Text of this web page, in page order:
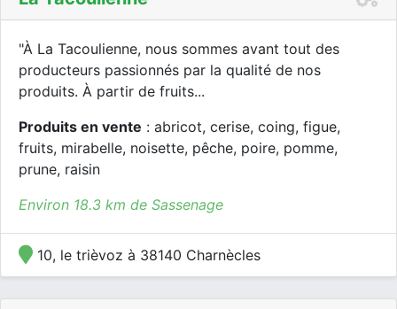
"À La Tacoulienne, nous sommes avant tout des
producteurs passionnés par la qualité de nos
produits. À partir de fruits...
Produits en vente : abricot, cerise, coing, figue,
fruits, mirabelle, noisette, pêche, poire, pomme,
prune, raisin
Environ 18.3 km de Sassenage
10, le trièvoz à 38140 Charnècles